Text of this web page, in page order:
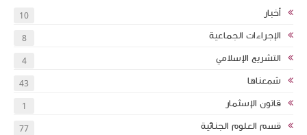
أخبار 10
الإجراءات الجماعية 8
التشريع الإسلامي 4
شمعناها 43
قانون الإسثمار 1
قسم العلوم الجنائية 77